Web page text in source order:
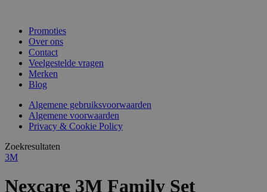
Promoties
Over ons
Contact
Veelgestelde vragen
Merken
Blog
Algemene gebruiksvoorwaarden
Algemene voorwaarden
Privacy & Cookie Policy
Zoekresultaten
3M
Nexcare 3M Family Set